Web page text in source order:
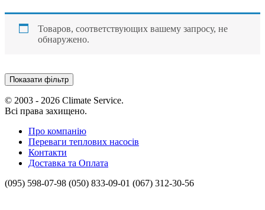
Товаров, соответствующих вашему запросу, не
обнаружено.
Показати фільтр
© 2003 - 2026 Climate Service.
Всі права захищено.
Про компанію
Переваги теплових насосів
Контакти
Доставка та Оплата
(095) 598-07-98 (050) 833-09-01 (067) 312-30-56